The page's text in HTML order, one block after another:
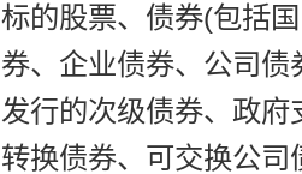
标的股票、债券(包括
券、企业债券、公司
发行的次级债券、政
转换债券、可交换公